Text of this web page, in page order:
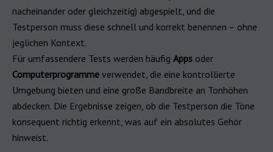
nacheinander oder gleichzeitig) abgespielt, und die
Testperson muss diese schnell und korrekt benennen – ohne
jeglichen Kontext.
Für umfassendere Tests werden häufig Apps oder
Computerprogramme verwendet, die eine kontrollierte
Umgebung bieten und eine große Bandbreite an Tonhöhen
abdecken. Die Ergebnisse zeigen, ob die Testperson die Töne
konsequent richtig erkennt, was auf ein absolutes Gehör
hinweist.